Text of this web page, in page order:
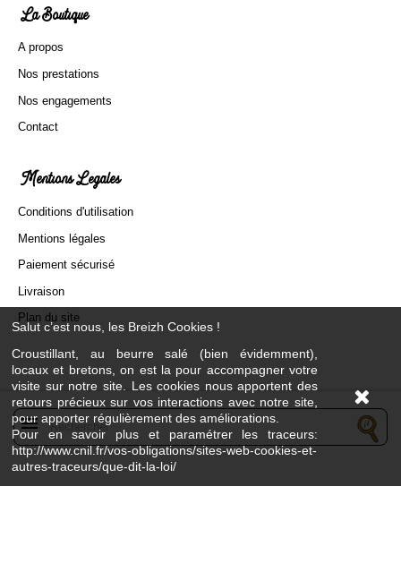
La Boutique
A propos
Nos prestations
Nos engagements
Contact
Mentions Légales
Conditions d'utilisation
Mentions légales
Paiement sécurisé
Livraison
Plan du site
menu
Salut c’est nous, les Breizh Cookies !
Croustillant, au beurre salé (bien évidemment),
locaux et bretons, on est la pour accompagner votre
visite sur notre site. Les cookies nous apportent des
retours précieux sur vos interactions avec notre site,
pour apporter régulièrement des améliorations.
Pour en savoir plus et paramétrer les traceurs:
http://www.cnil.fr/vos-obligations/sites-web-cookies-et-
autres-traceurs/que-dit-la-loi/